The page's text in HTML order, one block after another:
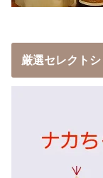
厳選セレクト